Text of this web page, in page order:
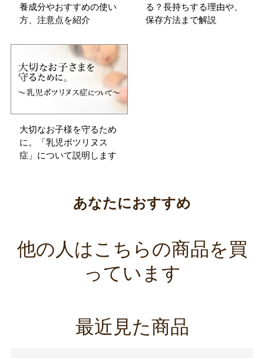
養成分やおすすめの使い
方、注意点を紹介
る？長持ちする理由や、
保存方法まで解説
大切なお子様を守るため
に。「乳児ボツリヌス
症」について説明します
あなたにおすすめ
他の人はこちらの商品を買
っています
最近見た商品